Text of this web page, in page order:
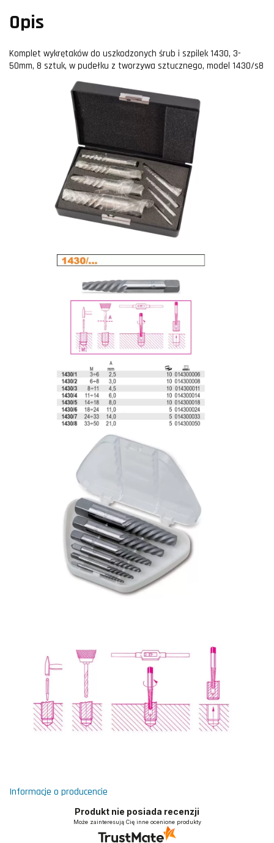
Opis
Komplet wykrętaków do uszkodzonych śrub i szpilek 1430, 3-
50mm, 8 sztuk, w pudełku z tworzywa sztucznego, model 1430/s8
Informacje o producencie
Produkt nie posiada recenzji
Może zainteresują Cię inne ocenione produkty